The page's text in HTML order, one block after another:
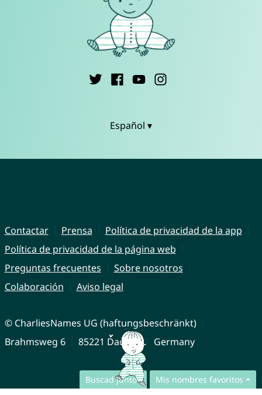
Buscad juntos Mis nombres favoritos
Español ▾
Contactar Prensa
Política de privacidad de la app
Política de privacidad de la página web
Preguntas frecuentes
Sobre nosotros
Colaboración
Aviso legal
© CharliesNames UG (haftungsbeschränkt)
Brahmsweg 6
85221 Dachau Germany